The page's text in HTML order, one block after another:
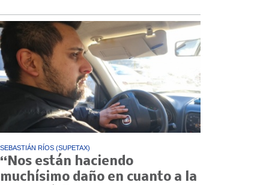
SEBASTIÁN RÍOS (SUPETAX)
“Nos están haciendo
muchísimo daño en cuanto a la